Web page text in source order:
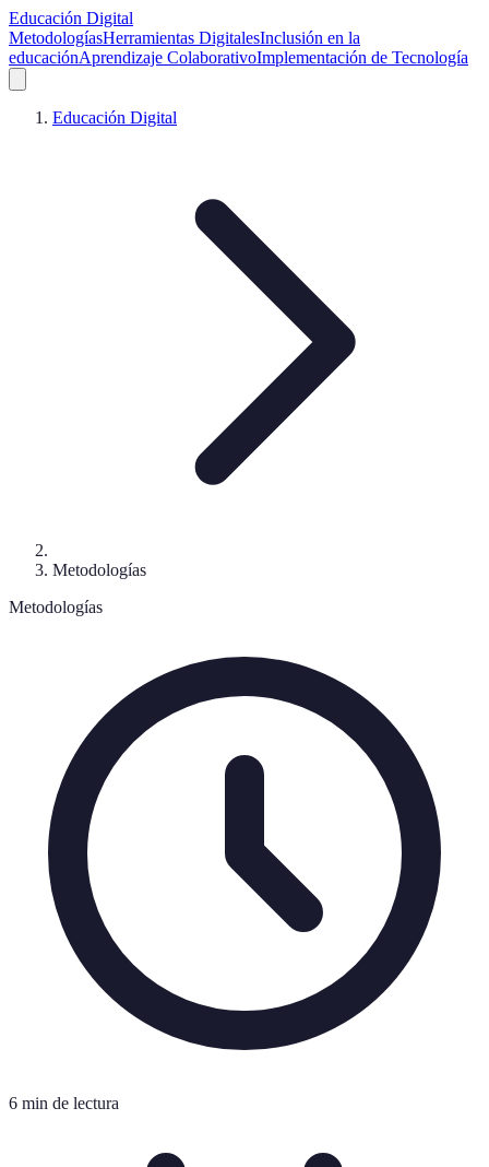
Educación Digital
MetodologíasHerramientas DigitalesInclusión en la
educaciónAprendizaje ColaborativoImplementación de Tecnología
Educación Digital
Metodologías
Metodologías
6 min de lectura